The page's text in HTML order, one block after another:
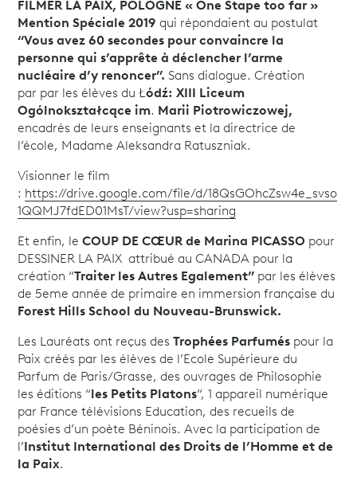
FILMER LA PAIX, POLOGNE « One Stape too far »
Mention Spéciale 2019qui répondaient au postulat
“Vous avez 60 secondes pour convaincre la
personne qui s’apprête à déclencher l’arme
nucléaire d’y renoncer”. Sans dialogue. Création
par par les élèves du Łódź: XIII Liceum
Ogólnokształcące im. Marii Piotrowiczowej,
encadrés de leurs enseignants et la directrice de
l’école, Madame Aleksandra Ratuszniak.
Visionner le film
: https://drive.google.com/file/d/18QsGOhcZsw4e_svso
1QQMJ7fdED01MsT/view?usp=sharing
Et enfin, leCOUP DE CŒUR de Marina PICASSO pour
DESSINER LA PAIX attribué au CANADA pour la
création “Traiter les Autres Egalement” par les élèves
de 5eme année de primaire en immersion française du
Forest Hills School du Nouveau-Brunswick.
Les Lauréats ont reçus desTrophées Parfumés pour la
Paix créés par les élèves de l’Ecole Supérieure du
Parfum de Paris/Grasse, des ouvrages de Philosophie
les éditions “les Petits Platons“, 1 appareil numérique
par France télévisions Education, des recueils de
poésies d’un poète Béninois. Avec la participation de
l’Institut International des Droits de l’Homme et de
la Paix.